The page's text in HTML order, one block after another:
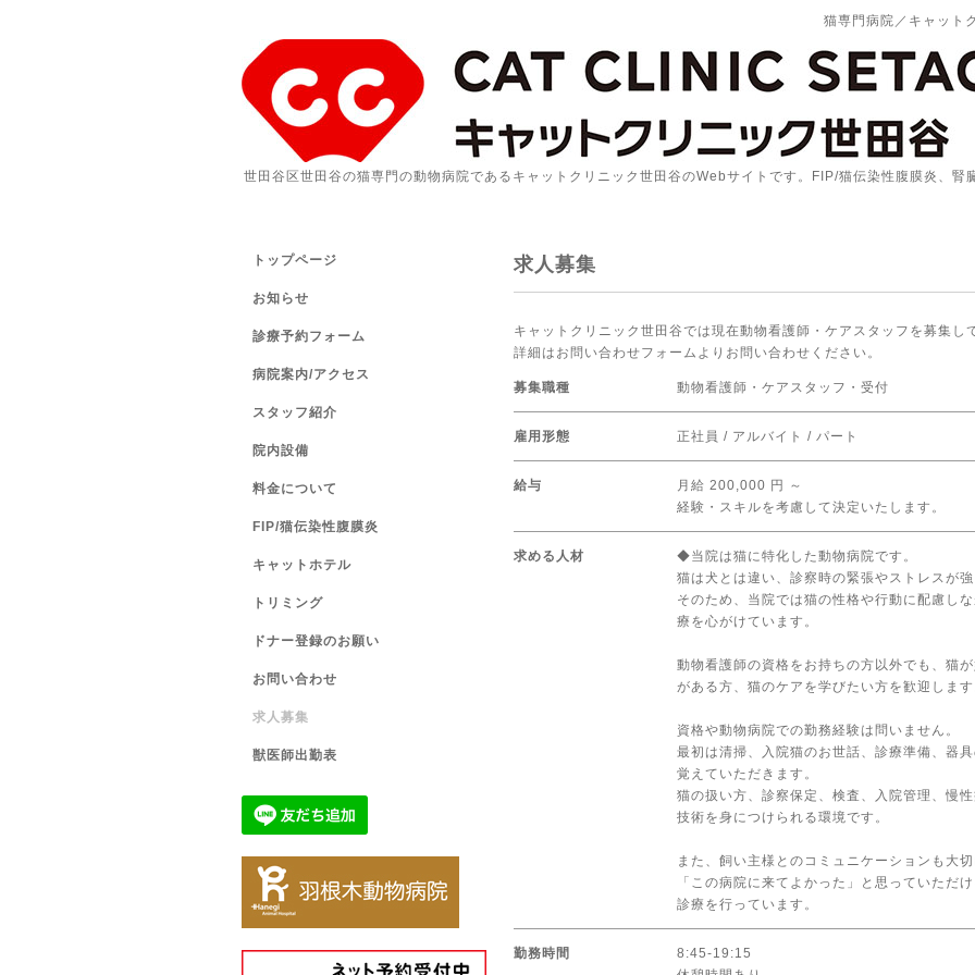
猫専門病院／キャット
世田谷区世田谷の猫専門の動物病院であるキャットクリニック世田谷のWebサイトです。FIP/猫伝染性腹膜炎、腎
求人募集
キャットクリニック世田谷では現在動物看護師・ケアスタッフを募集し
詳細はお問い合わせフォームよりお問い合わせください。
募集職種 動物看護師・ケアスタッフ・受付
雇用形態 正社員 / アルバイト / パート
給与
月給 200,000 円 ～
経験・スキルを考慮して決定いたします。
求める人材
◆当院は猫に特化した動物病院です。
猫は犬とは違い、診察時の緊張やストレスが強
そのため、当院では猫の性格や行動に配慮し
療を心がけています。
動物看護師の資格をお持ちの方以外でも、猫
がある方、猫のケアを学びたい方を歓迎します
資格や動物病院での勤務経験は問いません。
最初は清掃、入院猫のお世話、診療準備、器
覚えていただきます。
猫の扱い方、診察保定、検査、入院管理、慢
技術を身につけられる環境です。
また、飼い主様とのコミュニケーションも大切
「この病院に来てよかった」と思っていただ
診療を行っています。
勤務時間
8:45-19:15
トップページ
お知らせ
診療予約フォーム
病院案内/アクセス
スタッフ紹介
院内設備
料金について
FIP/猫伝染性腹膜炎
キャットホテル
トリミング
ドナー登録のお願い
お問い合わせ
求人募集
獣医師出勤表